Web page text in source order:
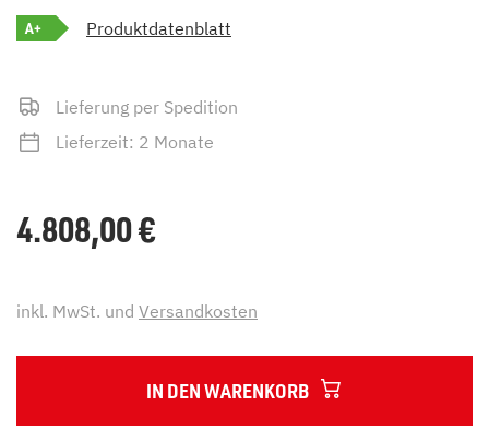
A+ Produktdatenblatt
Lieferung per Spedition
Lieferzeit: 2 Monate
4.808,00€
inkl. MwSt. und Versandkosten
IN DEN WARENKORB